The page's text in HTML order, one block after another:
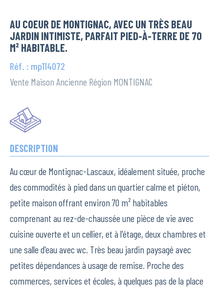
AU COEUR DE MONTIGNAC, AVEC UN TRÈS BEAU
JARDIN INTIMISTE, PARFAIT PIED-À-TERRE DE 70
M² HABITABLE.
Réf. : mp114072
Vente Maison Ancienne Région MONTIGNAC
DESCRIPTION
Au cœur de Montignac-Lascaux, idéalement située, proche
des commodités à pied dans un quartier calme et piéton,
petite maison offrant environ 70 m² habitables
comprenant au rez-de-chaussée une pièce de vie avec
cuisine ouverte et un cellier, et à l'étage, deux chambres et
une salle d'eau avec wc. Très beau jardin paysagé avec
petites dépendances à usage de remise. Proche des
commerces, services et écoles, à quelques pas de la place